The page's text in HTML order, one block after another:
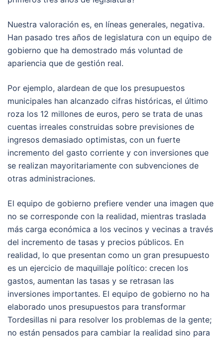
Nuestra valoración es, en líneas generales, negativa.
Han pasado tres años de legislatura con un equipo de
gobierno que ha demostrado más voluntad de
apariencia que de gestión real.
Por ejemplo, alardean de que los presupuestos
municipales han alcanzado cifras históricas, el último
roza los 12 millones de euros, pero se trata de unas
cuentas irreales construidas sobre previsiones de
ingresos demasiado optimistas, con un fuerte
incremento del gasto corriente y con inversiones que
se realizan mayoritariamente con subvenciones de
otras administraciones.
El equipo de gobierno prefiere vender una imagen que
no se corresponde con la realidad, mientras traslada
más carga económica a los vecinos y vecinas a través
del incremento de tasas y precios públicos. En
realidad, lo que presentan como un gran presupuesto
es un ejercicio de maquillaje político: crecen los
gastos, aumentan las tasas y se retrasan las
inversiones importantes. El equipo de gobierno no ha
elaborado unos presupuestos para transformar
Tordesillas ni para resolver los problemas de la gente;
no están pensados para cambiar la realidad sino para